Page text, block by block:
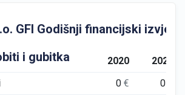
GFI Godišnji financijski
i gubitka
2020
2021
0€ 0